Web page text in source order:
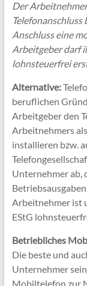
Der
Anschluss eine
Arbeitgeber darf
lohnsteuerfrei
Alternative:
beruflichen
Arbeitgeber den
Arbeitnehmers
installieren bzw.
Unternehmer ab,
Arbeitnehmer ist
EStG
Betriebliches
Die beste und
Unternehmer
Mobiltelefon zur